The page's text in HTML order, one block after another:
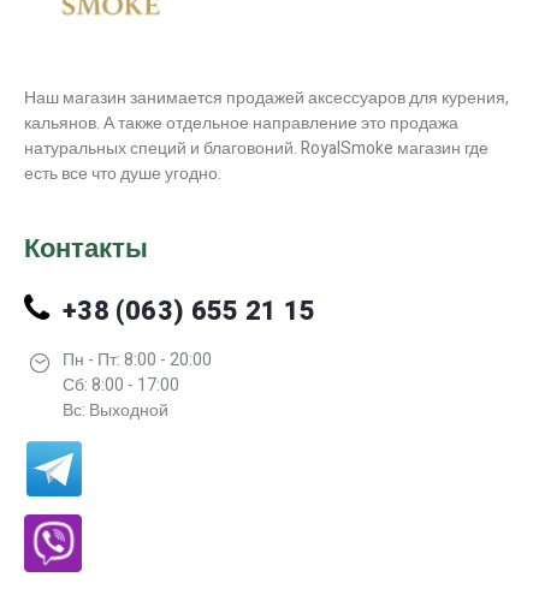
Наш магазин занимается продажей аксессуаров для курения,
кальянов. А также отдельное направление это продажа
натуральных специй и благовоний. RoyalSmoke магазин где
есть все что душе угодно.
Контакты
+38 (063) 655 21 15
Пн - Пт: 8:00 - 20:00
Сб: 8:00 - 17:00
Вс: Выходной